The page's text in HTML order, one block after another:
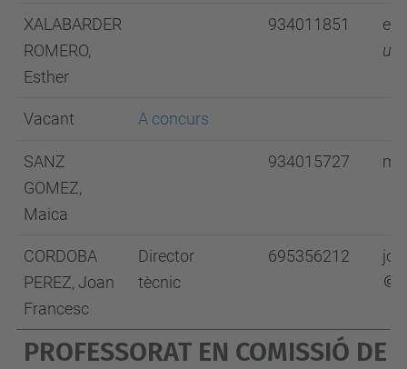
XALABARDER
ROMERO,
Esther
934011851
Vacant A concurs
SANZ
GOMEZ,
Maica
934015727
CORDOBA
PEREZ, Joan
Francesc
Director
tècnic
695356212
PROFESSORAT EN COMISSIÓ DE